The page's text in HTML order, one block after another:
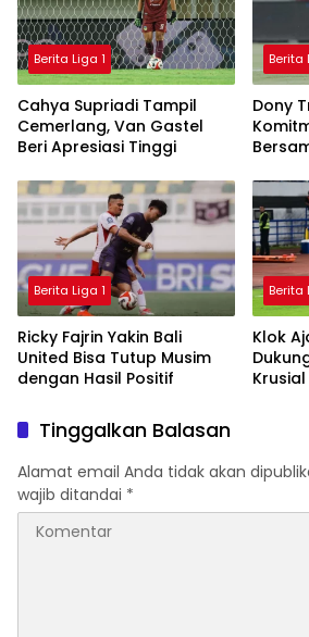
Berita Liga 1
Cahya Supriadi Tampil
Cemerlang, Van Gastel
Beri Apresiasi Tinggi
Berita
Dony
Berita Liga 1
Ricky Fajrin Yakin Bali
United Bisa Tutup Musim
dengan Hasil Positif
Berita
Klok
Krusial
Tinggalkan Balasan
Alamat email Anda tidak akan
wajib ditandai *